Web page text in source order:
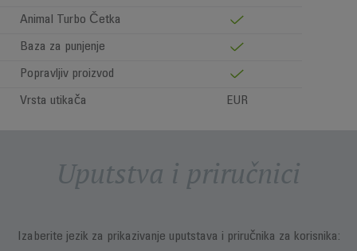
Animal Turbo Četka
Baza za punjenje
Popravljiv proizvod
Vrsta utikača EUR
Uputstva i priručnici
Izaberite jezik za prikazivanje uputstava i priručnika za korisnika: